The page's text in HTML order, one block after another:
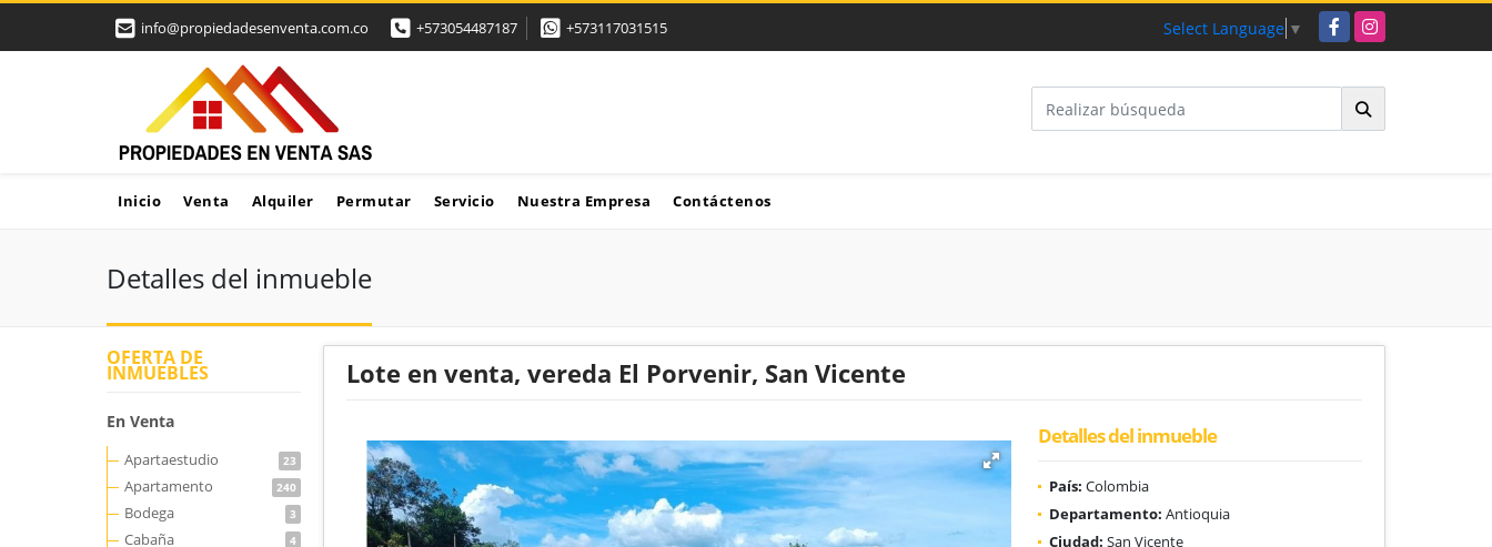
info@propiedadesenventa.com.co +573054487187 +573117031515 Select Language ▼ FacebookInstagram
Inicio Venta Alquiler Permutar Servicio Nuestra Empresa Contáctenos
Detalles del inmueble
OFERTA DE
INMUEBLES
En Venta
Apartaestudio 23
Apartamento 240
Bodega 3
Cabaña 4
Lote en venta, vereda El Porvenir, San Vicente
Detalles del inmueble
País: Colombia
Departamento: Antioquia
Ciudad: San Vicente